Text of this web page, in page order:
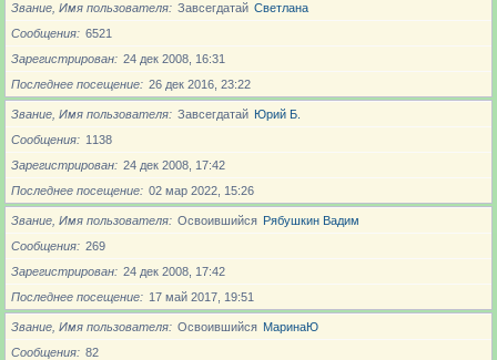
Звание, Имя пользователя Завсегдатай Светлана
Сообщения
6521
Зарегистрирован
24 дек 2008, 16:31
Последнее посещение
26 дек 2016, 23:22
Звание, Имя пользователя Завсегдатай Юрий Б.
Сообщения
1138
Зарегистрирован
24 дек 2008, 17:42
Последнее посещение
02 мар 2022, 15:26
Звание, Имя пользователя Освоившийся Рябушкин Вадим
Сообщения
269
Зарегистрирован
24 дек 2008, 17:42
Последнее посещение
17 май 2017, 19:51
Звание, Имя пользователя Освоившийся МаринаЮ
Сообщения
82